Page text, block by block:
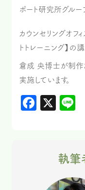
ポート研究所グルー
カウンセリングオフ
トトレーニング】の
倉成 央博士が制作
実施しています。
X
執筆